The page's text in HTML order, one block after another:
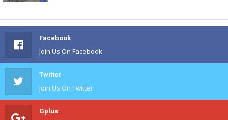
Facebook
Join Us On Facebook
Twitter
Join Us On Twitter
Gplus